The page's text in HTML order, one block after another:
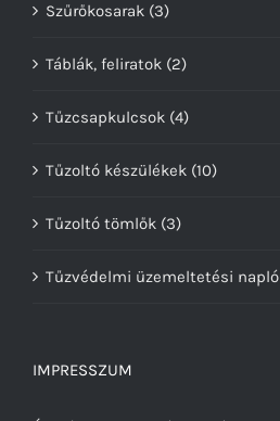
Szűrőkosarak (3)
Táblák, feliratok (2)
Tűzcsapkulcsok (4)
Tűzoltó készülékek (10)
Tűzoltó tömlők (3)
Tűzvédelmi üzemeltetési napló
IMPRESSZUM